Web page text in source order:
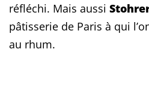
réfléchi. Mais aussi
pâtisserie de Paris à qui
au rhum.